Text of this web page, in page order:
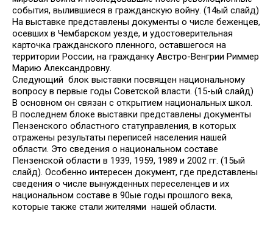
события, вылившиеся в гражданскую войну. (14ый слайд)
На выставке представлены документы о числе беженцев,
осевших в Чембарском уезде, и удостоверительная
карточка гражданского пленного, оставшегося на
территории России, на гражданку Австро-Венгрии Риммер
Марию Александровну.
Следующий блок выставки посвящен национальному
вопросу в первые годы Советской власти. (15-ый слайд)
В основном он связан с открытием национальных школ.
В последнем блоке выставки представлены документы
Пензенского областного статуправления, в которых
отражены результаты переписей населения нашей
области. Это сведения о национальном составе
Пензенской области в 1939, 1959, 1989 и 2002 гг. (15ый
слайд). Особенно интересен документ, где представлены
сведения о числе вынужденных переселенцев и их
национальном составе в 90ые годы прошлого века,
которые также стали жителями нашей области.